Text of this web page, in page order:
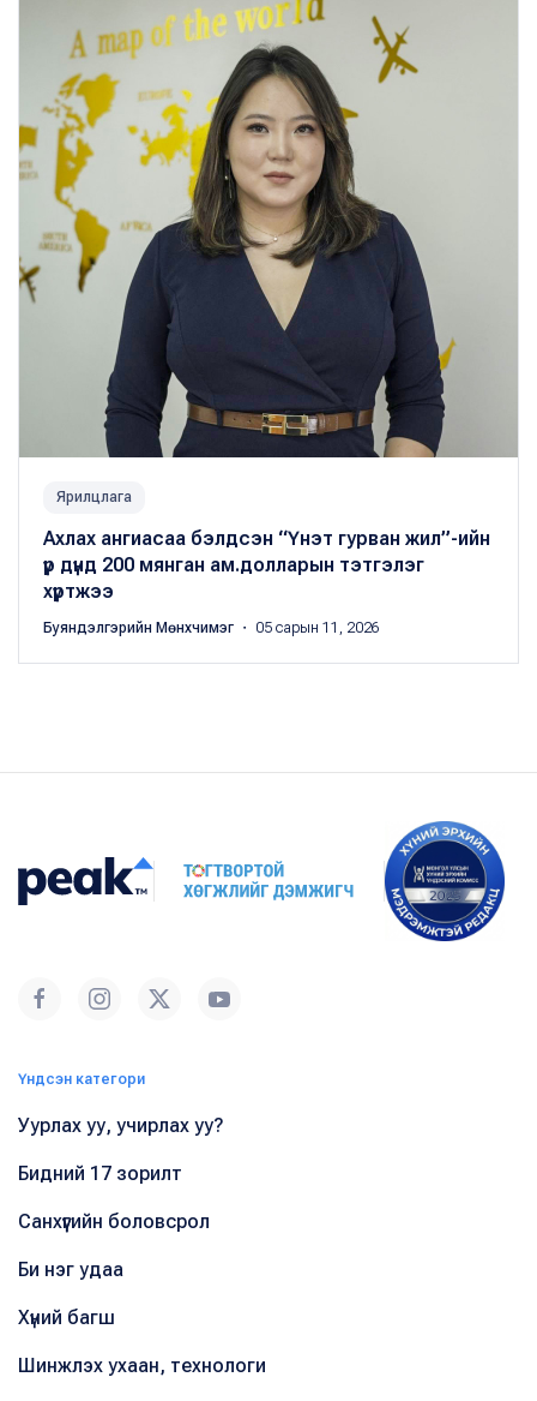
Ярилцлага
Ахлах ангиасаа бэлдсэн “Үнэт гурван жил”-ийн
үр дүнд 200 мянган ам.долларын тэтгэлэг
хүртжээ
Буяндэлгэрийн Мөнхчимэг ・ 05 сарын 11, 2026
Үндсэн категори
Уурлах уу, учирлах уу?
Бидний 17 зорилт
Санхүүгийн боловсрол
Би нэг удаа
Хүний багш
Шинжлэх ухаан, технологи